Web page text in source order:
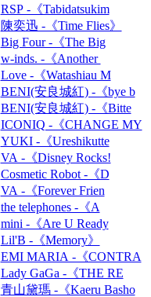
RSP -《Tabidatsukim
陳奕迅 -《Time Flies》
Big Four -《The Big
w-inds. -《Another
Love -《Watashiau M
BENI(安良城紅) -《bye b
BENI(安良城紅) -《Bitte
ICONIQ -《CHANGE MY
YUKI -《Ureshikutte
VA -《Disney Rocks!
Cosmetic Robot -《D
VA -《Forever Frien
the telephones -《A
mini -《Are U Ready
Lil'B -《Memory》
EMI MARIA -《CONTRA
Lady GaGa -《THE RE
青山黛瑪 -《Kaeru Basho